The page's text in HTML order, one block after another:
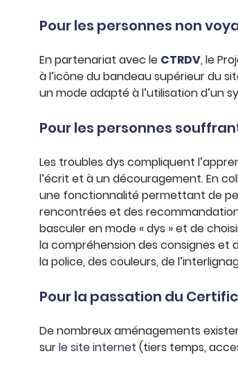
Pour les personnes non
En partenariat avec le CTRDV, le
à l’icône du bandeau supérieur du
un mode adapté à l’utilisation d’un
Pour les personnes
Les troubles dys compliquent
l’écrit et à un découragement. En
une fonctionnalité permettant de
rencontrées et des
basculer en mode « dys » et de
la compréhension des consignes et
la police, des couleurs, de
Pour la passation du
De nombreux aménagements
surle site internet (tiers temps,